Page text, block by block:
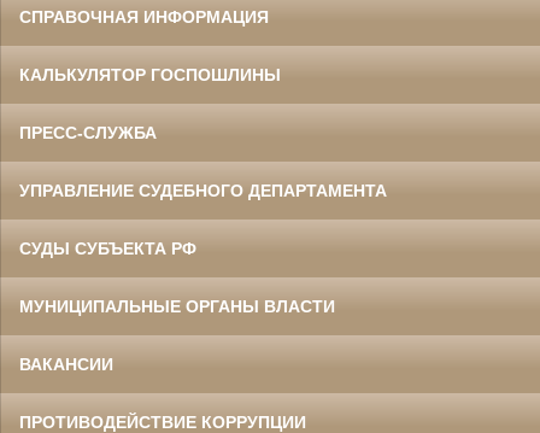
СПРАВОЧНАЯ ИНФОРМАЦИЯ
КАЛЬКУЛЯТОР ГОСПОШЛИНЫ
ПРЕСС-СЛУЖБА
УПРАВЛЕНИЕ СУДЕБНОГО ДЕПАРТАМЕНТА
СУДЫ СУБЪЕКТА РФ
МУНИЦИПАЛЬНЫЕ ОРГАНЫ ВЛАСТИ
ВАКАНСИИ
ПРОТИВОДЕЙСТВИЕ КОРРУПЦИИ